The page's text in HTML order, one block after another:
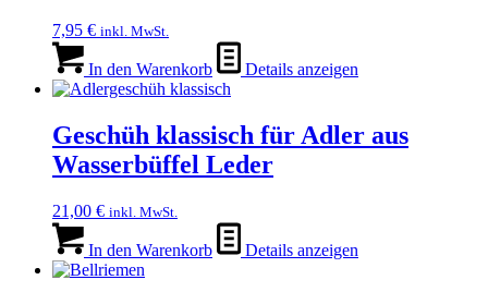
Produktseite
gewählt
werden
7,95 € inkl. MwSt.
In den Warenkorb Details anzeigen
Geschüh klassisch für Adler aus
Wasserbüffel Leder
21,00 € inkl. MwSt.
In den Warenkorb Details anzeigen